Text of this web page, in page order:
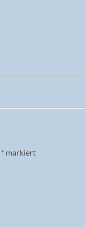
* markiert